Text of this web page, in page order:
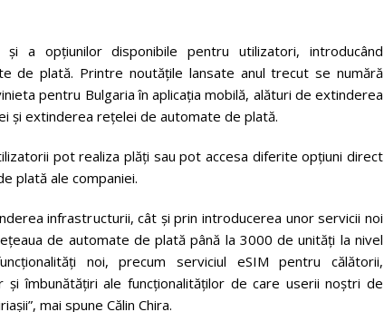
a opțiunilor disponibile pentru utilizatori, introducând
de plată. Printre noutățile lansate anul trecut se numără
pentru Bulgaria în aplicația mobilă, alături de extinderea
și extinderea rețelei de automate de plată.
pot realiza plăți sau pot accesa diferite opțiuni direct
plată ale companiei.
infrastructurii, cât și prin introducerea unor servicii noi
de automate de plată până la 3000 de unități la nivel
noi, precum serviciul eSIM pentru călătorii,
și îmbunătățiri ale funcționalităților de care userii noștri de
mai spune Călin Chira.